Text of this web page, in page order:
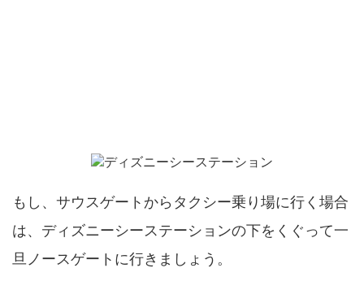
もし、サウスゲートからタクシー乗り場に行く場合
は、ディズニーシーステーションの下をくぐって一
旦ノースゲートに行きましょう。